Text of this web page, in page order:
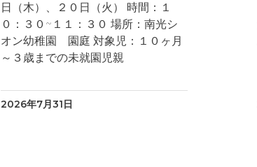
日（木）、２０日（火） 時間：１
０：３０~１１：３０ 場所：南光シ
オン幼稚園 園庭 対象児：１０ヶ月
～３歳までの未就園児親
2026年7月31日